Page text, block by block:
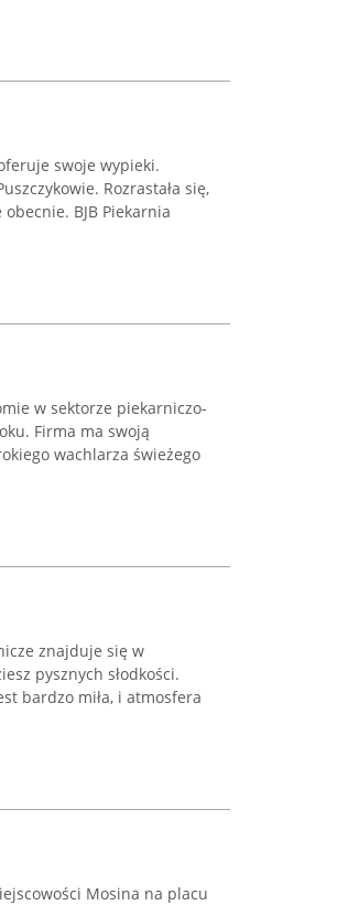
swoje wypieki.
Rozrastała się,
BJB Piekarnia
w sektorze piekarniczo-
Firma ma swoją
wachlarza świeżego
znajduje się w
pysznych słodkości.
bardzo miła, i atmosfera
Mosina na placu